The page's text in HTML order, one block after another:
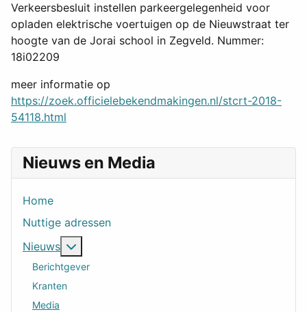
Nieuws en Media
Home
Nuttige adressen
Nieuws
Berichtgever
Kranten
Media
Verkeersbesluit instellen parkeergelegenheid voor
opladen elektrische voertuigen op de Nieuwstraat ter
hoogte van de Jorai school in Zegveld. Nummer:
18i02209
meer informatie op
https://zoek.officielebekendmakingen.nl/stcrt-2018-
54118.html